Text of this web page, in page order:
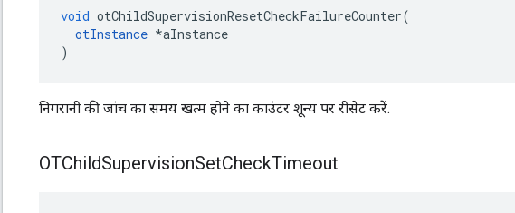
void otChildSupervisionResetCheckFailureCounter(
otInstance *aInstance
)
निगरानी की जांच का समय खत्म होने का काउंटर शून्य पर रीसेट करें.
OTChildSupervisionSetCheckTimeout